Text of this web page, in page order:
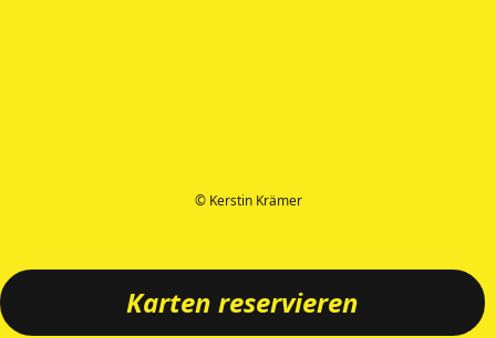
Karten reservieren
© Kerstin Krämer